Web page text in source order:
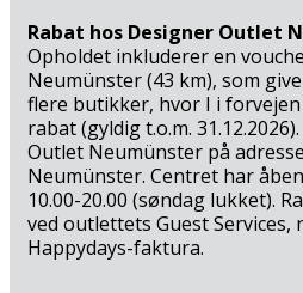
Rabat hos Designer Outlet
Opholdet inkluderer en
Neumünster (43 km), som
flere butikker, hvor I i forvejen
rabat (gyldig t.o.m.
Outlet Neumünster på
Neumünster. Centret har
10.00-20.00 (søndag lukket).
ved outlettets Guest Services,
Happydays-faktura.